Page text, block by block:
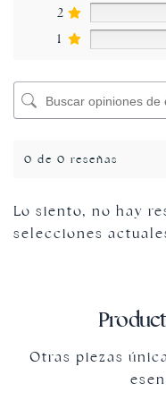
2
1
0 de 0 reseñas
Lo siento, no hay
selecciones
Otras piezas